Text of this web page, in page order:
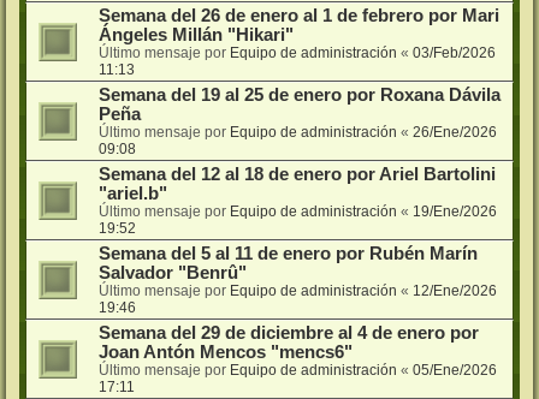
Semana del 26 de enero al 1 de febrero por Mari
Ángeles Millán "Hikari"
Último mensaje por Equipo de administración « 03/Feb/2026
11:13
Semana del 19 al 25 de enero por Roxana Dávila
Peña
Último mensaje por Equipo de administración « 26/Ene/2026
09:08
Semana del 12 al 18 de enero por Ariel Bartolini
"ariel.b"
Último mensaje por Equipo de administración « 19/Ene/2026
19:52
Semana del 5 al 11 de enero por Rubén Marín
Salvador "Benrû"
Último mensaje por Equipo de administración « 12/Ene/2026
19:46
Semana del 29 de diciembre al 4 de enero por
Joan Antón Mencos "mencs6"
Último mensaje por Equipo de administración « 05/Ene/2026
17:11